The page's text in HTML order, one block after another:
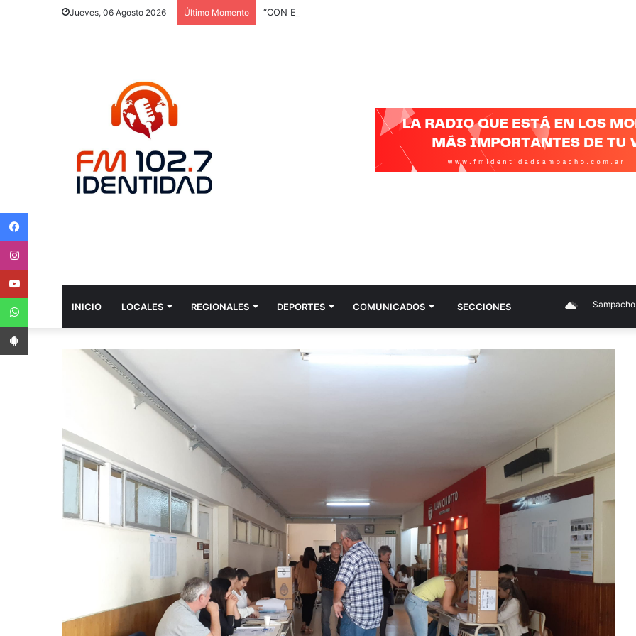
Jueves, 06 Agosto 2026 Último Momento
INICIO LOCALES REGIONALES DEPORTES COMUNICADOS SECCIONES Sampacho
App Android